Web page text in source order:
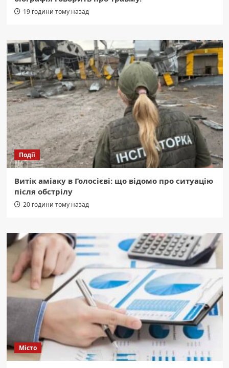
19 години тому назад
Події
Витік аміаку в Голосієві: що відомо про ситуацію
після обстрілу
20 години тому назад
Місто